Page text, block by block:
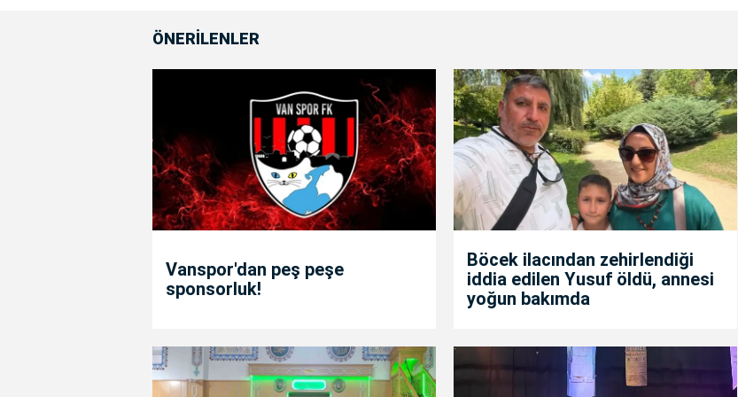
ÖNERİLENLER
Vanspor'dan peş peşe
sponsorluk!
Böcek ilacından zehirlendiği
iddia edilen Yusuf öldü, annesi
yoğun bakımda